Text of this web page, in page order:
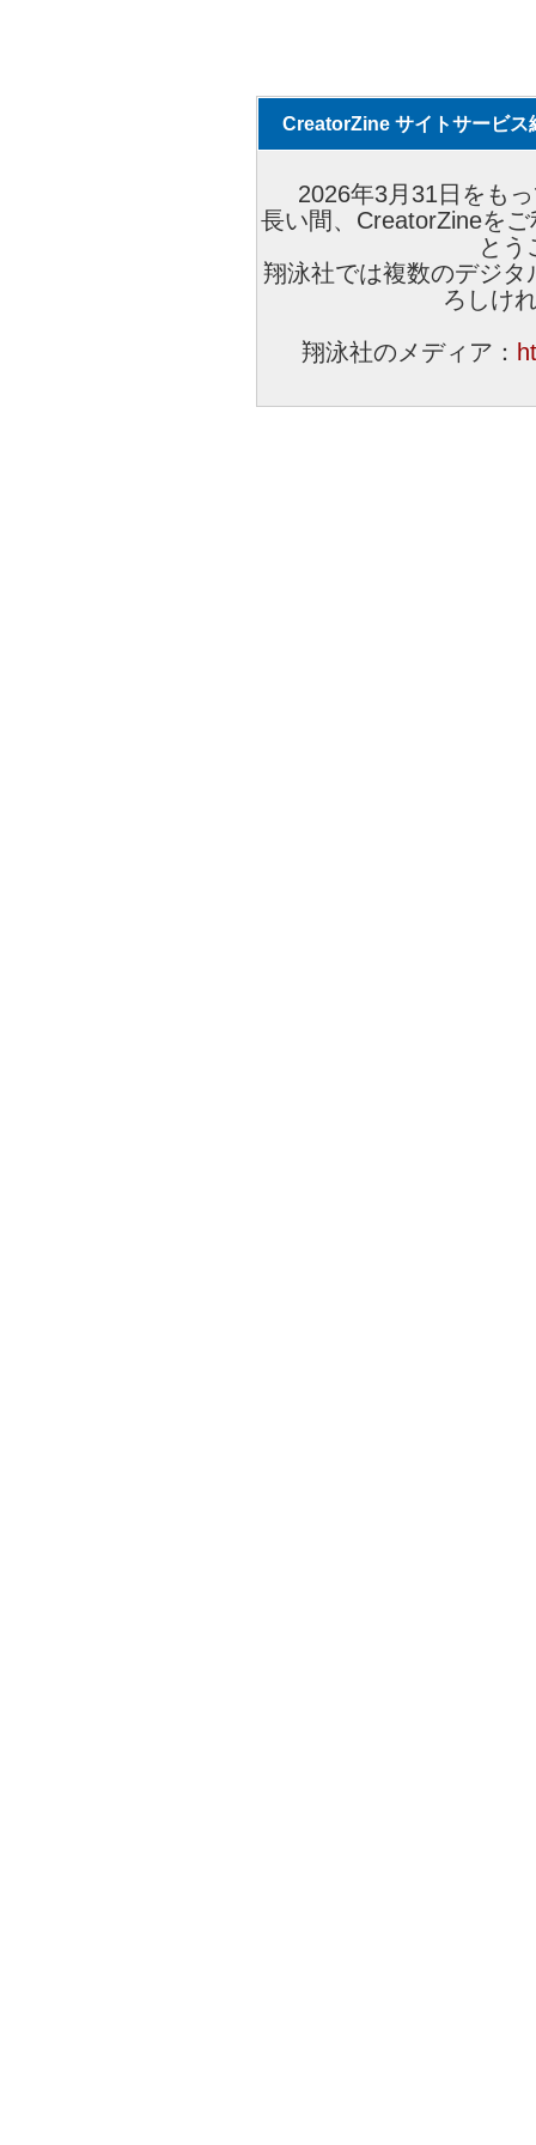
CreatorZine サイトサービス
2026年3月31日をも
長い間、CreatorZineを
とう
翔泳社では複数のデジ
ろしけ
翔泳社のメディア：